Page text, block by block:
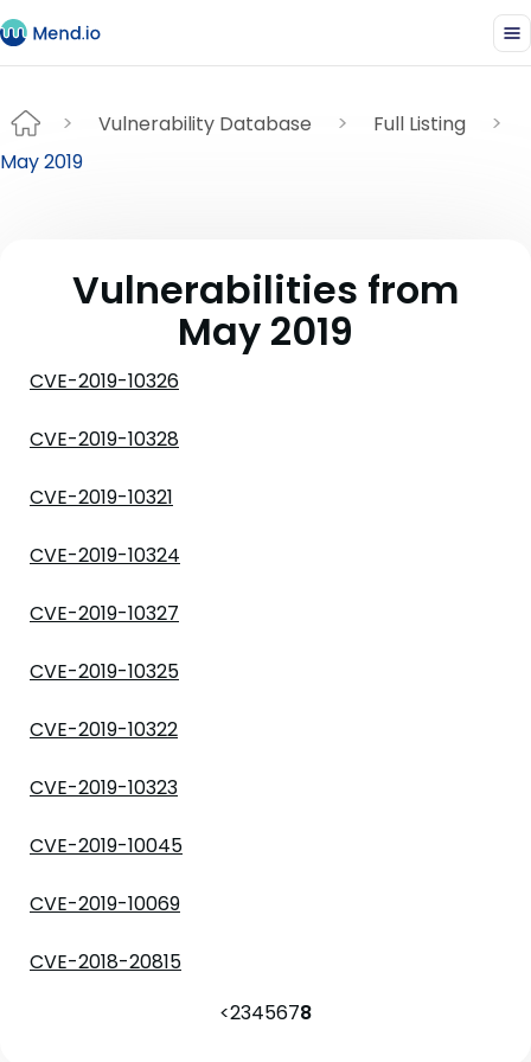
Vulnerability Database
Full Listing
May 2019
Vulnerabilities from
May 2019
CVE-2019-10326
CVE-2019-10328
CVE-2019-10321
CVE-2019-10324
CVE-2019-10327
CVE-2019-10325
CVE-2019-10322
CVE-2019-10323
CVE-2019-10045
CVE-2019-10069
CVE-2018-20815
<2345678